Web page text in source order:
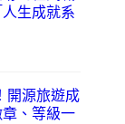
生成就系
開源旅遊成
、等級一